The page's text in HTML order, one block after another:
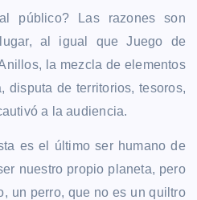
público? Las razones son
al igual que Juego de
la mezcla de elementos
disputa de territorios, tesoros,
a la audiencia.
es el último ser humano de
nuestro propio planeta, pero
un perro, que no es un quiltro